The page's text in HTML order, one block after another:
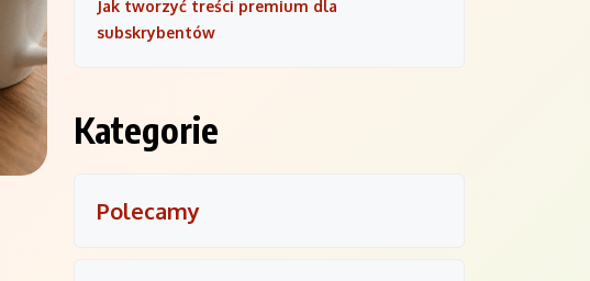
Jak tworzyć treści premium dla
subskrybentów
Kategorie
Polecamy